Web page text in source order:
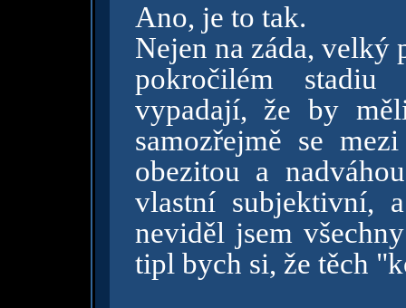
Ano, je to tak.
Nejen na záda, velký
pokročilém stadiu
vypadají, že by
samozřejmě se
obezitou a
vlastní subjektivní,
neviděl jsem
tipl bych si, že těch